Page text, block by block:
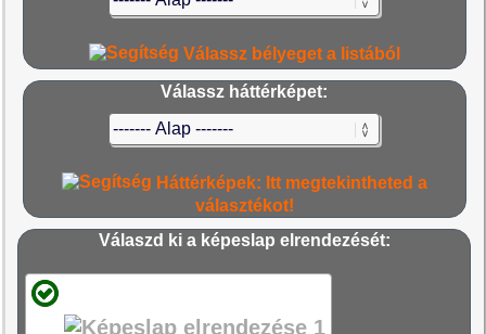
Válassz bélyeget a listából
Válassz háttérképet:
Háttérképek: Itt megtekintheted a
választékot!
Válaszd ki a képeslap elrendezését: